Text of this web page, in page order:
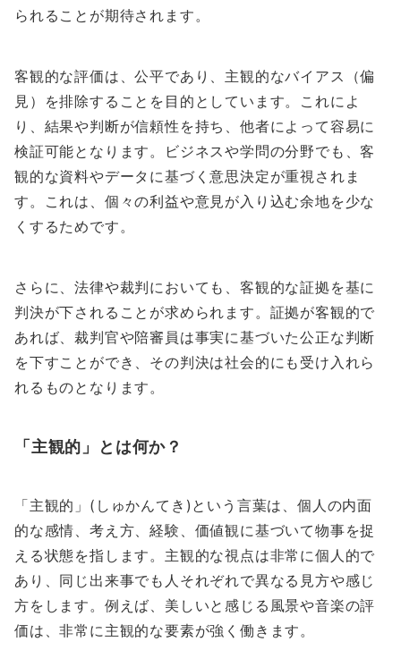
られることが期待されます。
客観的な評価は、公平であり、主観的なバイアス（偏
見）を排除することを目的としています。これによ
り、結果や判断が信頼性を持ち、他者によって容易に
検証可能となります。ビジネスや学問の分野でも、客
観的な資料やデータに基づく意思決定が重視されま
す。これは、個々の利益や意見が入り込む余地を少な
くするためです。
さらに、法律や裁判においても、客観的な証拠を基に
判決が下されることが求められます。証拠が客観的で
あれば、裁判官や陪審員は事実に基づいた公正な判断
を下すことができ、その判決は社会的にも受け入れら
れるものとなります。
「主観的」とは何か？
「主観的」(しゅかんてき)という言葉は、個人の内面
的な感情、考え方、経験、価値観に基づいて物事を捉
える状態を指します。主観的な視点は非常に個人的で
あり、同じ出来事でも人それぞれで異なる見方や感じ
方をします。例えば、美しいと感じる風景や音楽の評
価は、非常に主観的な要素が強く働きます。